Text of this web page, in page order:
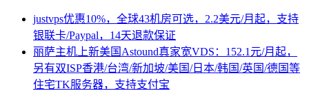
justvps优惠10%，全球43机房可选，2.2美元/月起，支持
银联卡/Paypal，14天退款保证
丽萨主机上新美国Astound真家宽VDS：152.1元/月起，
另有双ISP香港/台湾/新加坡/美国/日本/韩国/英国/德国等
住宅TK服务器，支持支付宝